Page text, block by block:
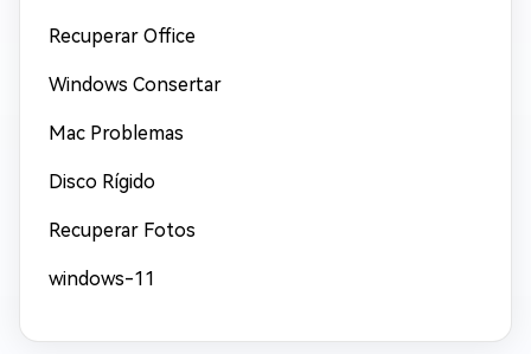
Recuperar Office
Windows Consertar
Mac Problemas
Disco Rígido
Recuperar Fotos
windows-11